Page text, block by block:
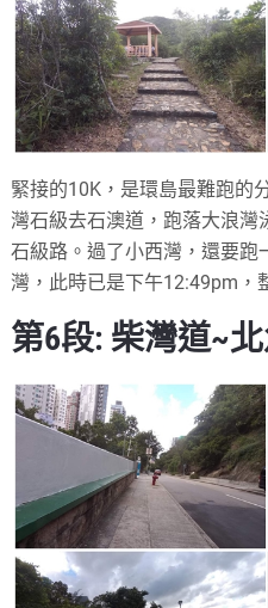
緊接的10K，是環島最難跑的
灣石級去石澳道，跑落大浪
石級路。過了小西灣，還要
灣，此時已是下午12:49pm，
第6段: 柴灣道~